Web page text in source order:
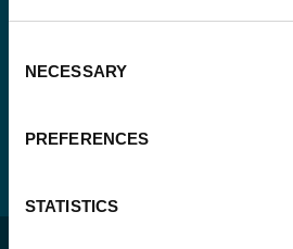
Selection
NECESSARY
PREFERENCES
STATISTICS